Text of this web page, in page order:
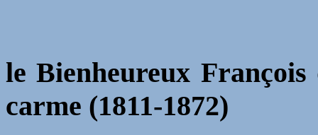
le Bienheureux
carme (1811-1872)